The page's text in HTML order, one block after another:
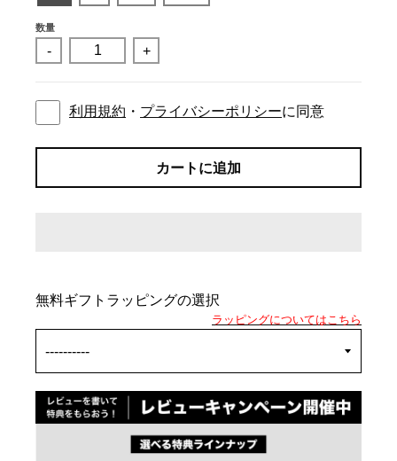
数量
- +
利用規約 ・ プライバシーポリシーに同意
カートに追加
無料ギフトラッピングの選択
ラッピングについてはこちら